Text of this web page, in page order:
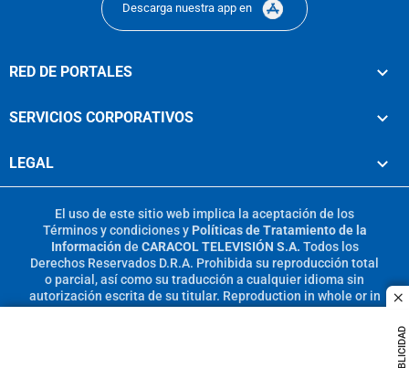
PUBLICIDAD
Descarga nuestra app en
RED DE PORTALES
SERVICIOS CORPORATIVOS
LEGAL
El uso de este sitio web implica la aceptación de los
Términos y condicionesy Políticas de Tratamiento de la
Información de CARACOL TELEVISIÓN S.A. Todos los
Derechos Reservados D.R.A. Prohibida su reproducción total
o parcial, así como su traducción a cualquier idioma sin
autorización escrita de su titular. Reproduction in whole or in